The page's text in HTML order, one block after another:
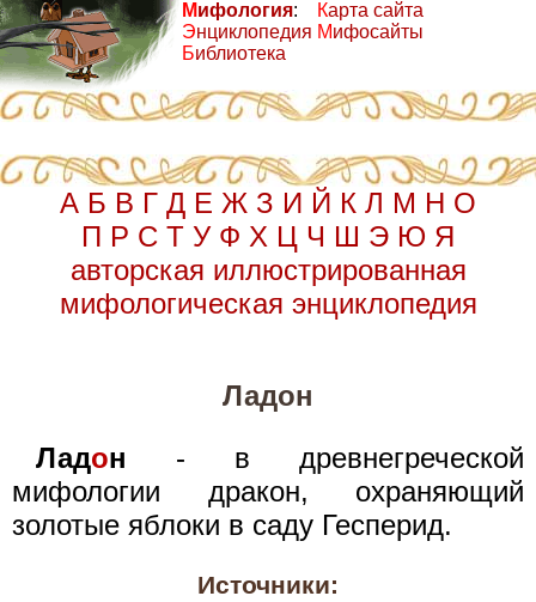
Мифология:
Энциклопедия
Библиотека
Карта сайта
Мифосайты
А Б В Г Д Е Ж З И Й К Л М Н О
П Р С Т У Ф Х Ц Ч Ш Э Ю Я
авторская иллюстрированная
мифологическая энциклопедия
Ладон
Ладон - в древнегреческой
мифологии дракон, охраняющий
золотые яблоки в саду Гесперид.
Источники: